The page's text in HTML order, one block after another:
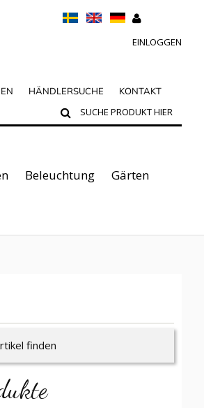
EINLOGGEN
HÄNDLERSUCHE KONTAKT
Beleuchtung Gärten
finden